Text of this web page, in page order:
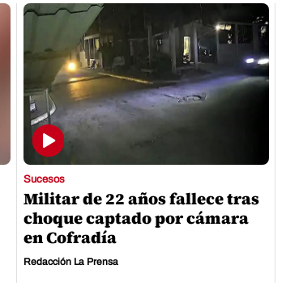
Sucesos
Militar de 22 años fallece tras
choque captado por cámara
en Cofradía
Redacción La Prensa